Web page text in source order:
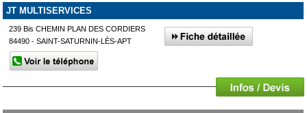
JT MULTISERVICES
239 Bis CHEMIN PLAN DES CORDIERS
84490 - SAINT-SATURNIN-LÈS-APT